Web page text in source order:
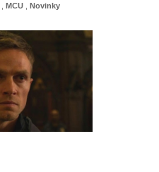
MCU Novinky